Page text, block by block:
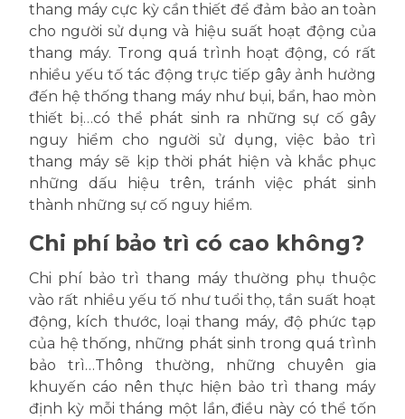
thang máy cực kỳ cần thiết để đảm bảo an toàn
cho người sử dụng và hiệu suất hoạt động của
thang máy. Trong quá trình hoạt động, có rất
nhiều yếu tố tác động trực tiếp gây ảnh hưởng
đến hệ thống thang máy như bụi, bẩn, hao mòn
thiết bị…có thể phát sinh ra những sự cố gây
nguy hiểm cho người sử dụng, việc bảo trì
thang máy sẽ kịp thời phát hiện và khắc phục
những dấu hiệu trên, tránh việc phát sinh
thành những sự cố nguy hiểm.
Chi phí bảo trì có cao không?
Chi phí bảo trì thang máy thường phụ thuộc
vào rất nhiều yếu tố như tuổi thọ, tần suất hoạt
động, kích thước, loại thang máy, độ phức tạp
của hệ thống, những phát sinh trong quá trình
bảo trì…Thông thường, những chuyên gia
khuyến cáo nên thực hiện bảo trì thang máy
định kỳ mỗi tháng một lần, điều này có thể tốn